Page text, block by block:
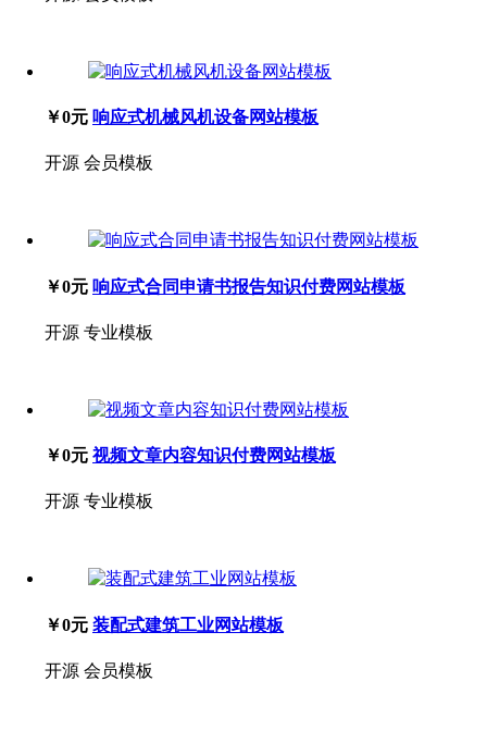
￥0元 响应式机械风机设备网站模板
开源 会员模板
￥0元 响应式合同申请书报告知识付费网站模板
开源 专业模板
￥0元 视频文章内容知识付费网站模板
开源 专业模板
￥0元 装配式建筑工业网站模板
开源 会员模板